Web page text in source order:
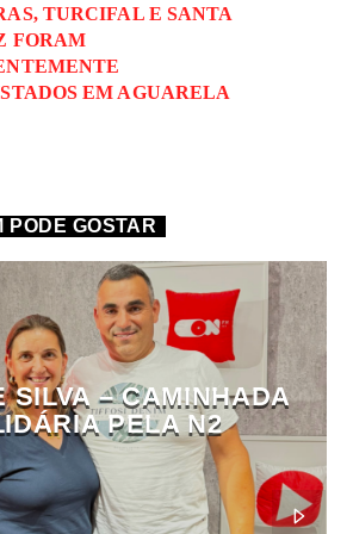
TURCIFAL E SANTA
FORAM
EM AGUARELA
PODE GOSTAR
SILVA – CAMINHADA
PELA N2